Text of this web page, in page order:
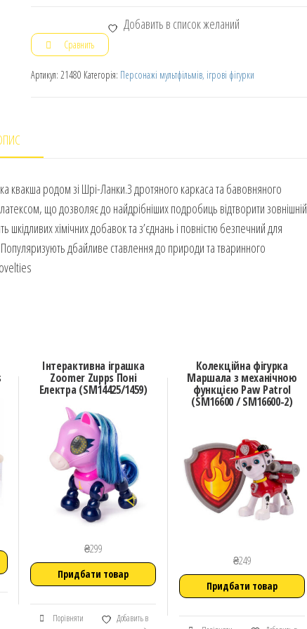
Добавить в список желаний
Сравнить
Артикул: 21480 Категорія: Персонажі мультфільмів, ігрові фігурки
квакша родом зі Шрі-Ланки.З дротяного каркаса та бавовняного
що дозволяє до найдрібніших подробиць відтворити зовнішній
шкідливих хімічних добавок та з’єднань і повністю безпечний для
дбайливе ставлення до природи та тваринного
Інтерактивна іграшка
Zoomer Zupps Поні
Електра (SM14425/1459)
₴299
Придбати товар
Порівняти
Добавить в
Колекційна фігурка
Маршала з механічною
функцією Paw Patrol
(SM16600 / SM16600-2)
₴249
Придбати товар